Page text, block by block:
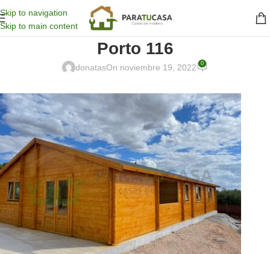
Skip to navigation
Skip to main content
Porto 116
donatasOn noviembre 19, 2022 0